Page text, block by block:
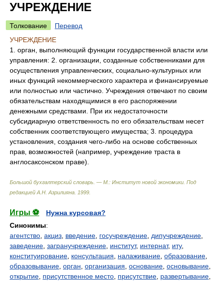
УЧРЕЖДЕНИЕ
Толкование
Перевод
УЧРЕЖДЕНИЕ
1. орган, выполняющий функции государственной власти или
управления: 2. организации, созданные собственниками для
осуществления управленческих, социально-культурных или
иных функций некоммерческого характера и финансируемые
или полностью или частично. Учреждения отвечают по своим
обязательствам находящимися в его распоряжении
денежными средствами. При их недостаточности
субсидиарную ответственность по его обязательствам несет
собственник соответствующего имущества; 3. процедура
установления, создания чего-либо на основе собственных
прав, возможностей (например, учреждение траста в
англосаксонском праве).
Большой бухгалтерский словарь. — М.: Институт новой экономики Под
редакцией А.Н. Азрилияна 1999
Игры ⚽
Нужна курсовая?
Синонимы:
агентство акциз введение госучреждение дипучреждение
заведение загранучреждение институт, интернат, иту,
конституирование консультация налаживание образование
образовывание орган организация основание основывание
открытие присутственное место присутствие развертывание